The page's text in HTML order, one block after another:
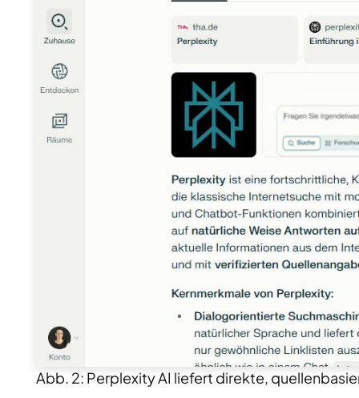
Abb. 2: Perplexity AI liefert direkte,